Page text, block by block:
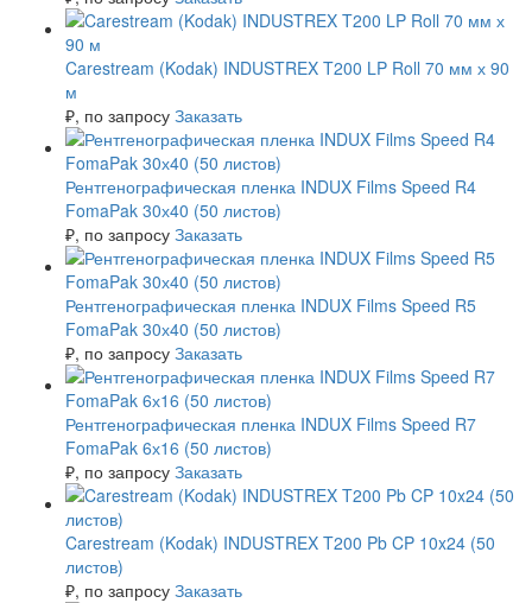
Carestream (Kodak) INDUSTREX T200 LP Roll 70 мм х 90
м
₽, по запросу Заказать
Рентгенографическая пленка INDUX Films Speed R4
FomaPak 30х40 (50 листов)
₽, по запросу Заказать
Рентгенографическая пленка INDUX Films Speed R5
FomaPak 30х40 (50 листов)
₽, по запросу Заказать
Рентгенографическая пленка INDUX Films Speed R7
FomaPak 6х16 (50 листов)
₽, по запросу Заказать
Carestream (Kodak) INDUSTREX T200 Pb CP 10x24 (50
листов)
₽, по запросу Заказать